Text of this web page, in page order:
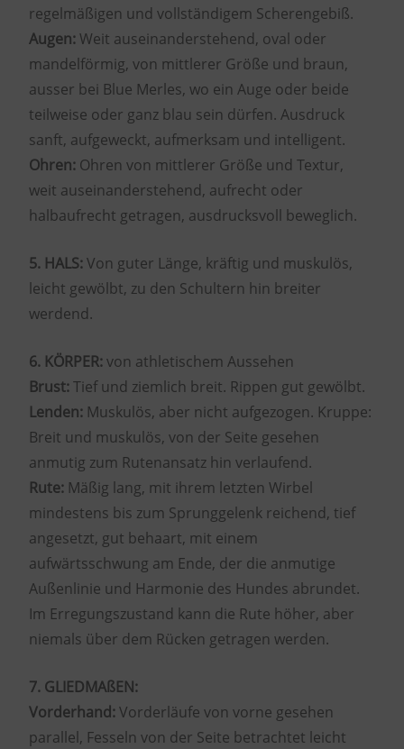
regelmäßigen und vollständigem Scherengebiß.
Augen:Weit auseinanderstehend, oval oder
mandelförmig, von mittlerer Größe und braun,
ausser bei Blue Merles, wo ein Auge oder beide
teilweise oder ganz blau sein dürfen. Ausdruck
sanft, aufgeweckt, aufmerksam und intelligent.
Ohren: Ohren von mittlerer Größe und Textur,
weit auseinanderstehend, aufrecht oder
halbaufrecht getragen, ausdrucksvoll beweglich.
5. HALS:Von guter Länge, kräftig und muskulös,
leicht gewölbt, zu den Schultern hin breiter
werdend.
6. KÖRPER:von athletischem Aussehen
Brust:Tief und ziemlich breit. Rippen gut gewölbt.
Lenden: Muskulös, aber nicht aufgezogen. Kruppe:
Breit und muskulös, von der Seite gesehen
anmutig zum Rutenansatz hin verlaufend.
Rute: Mäßig lang, mit ihrem letzten Wirbel
mindestens bis zum Sprunggelenk reichend, tief
angesetzt, gut behaart, mit einem
aufwärtsschwung am Ende, der die anmutige
Außenlinie und Harmonie des Hundes abrundet.
Im Erregungszustand kann die Rute höher, aber
niemals über dem Rücken getragen werden.
7. GLIEDMAßEN:
Vorderhand:Vorderläufe von vorne gesehen
parallel, Fesseln von der Seite betrachtet leicht